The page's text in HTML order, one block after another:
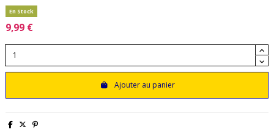
En Stock
9,99 €
Ajouter au panier